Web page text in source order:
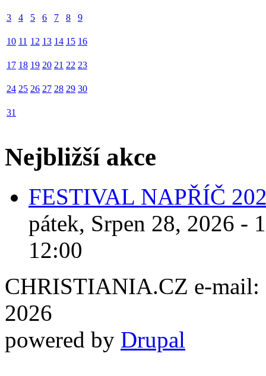
3 4 5 6 7 8 9
10 11 12 13 14 15 16
17 18 19 20 21 22 23
24 25 26 27 28 29 30
31
Nejbližší akce
FESTIVAL NAPŘÍČ
pátek, Srpen 28, 2026 -
12:00
CHRISTIANIA.CZ e-mail:
2026
powered by Drupal